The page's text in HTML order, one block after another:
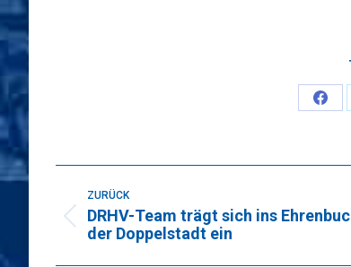
ZURÜCK
Vorheriger
DRHV-Team trägt sich ins
der Doppelstadt ein